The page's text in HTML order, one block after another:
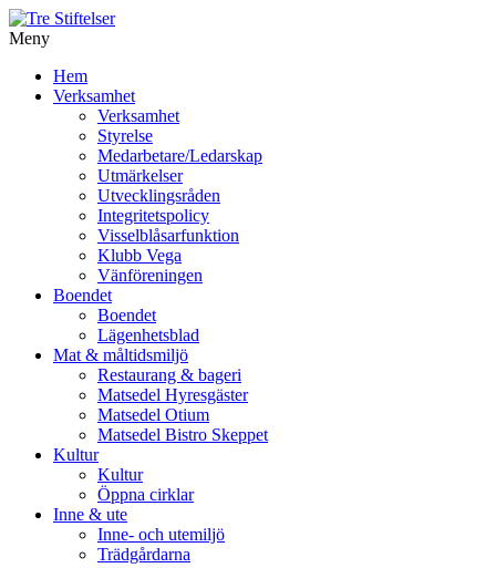
Meny
vidare
Hem
Verksamhet
Verksamhet
Styrelse
Medarbetare/Ledarskap
Utmärkelser
Utvecklingsråden
Integritetspolicy
Visselblåsarfunktion
Klubb Vega
Vänföreningen
Boendet
Boendet
Lägenhetsblad
Mat & måltidsmiljö
Restaurang & bageri
Matsedel Hyresgäster
Matsedel Otium
Matsedel Bistro Skeppet
Kultur
Kultur
Öppna cirklar
Inne & ute
Inne- och utemiljö
Trädgårdarna